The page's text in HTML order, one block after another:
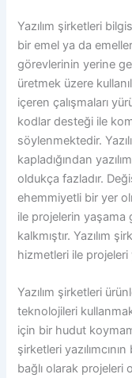
Yazılım şirketleri
bir emel ya da
görevlerinin yerine
üretmek üzere
içeren çalışmaları
kodlar desteği ile
söylenmektedir.
kapladığından
oldukça fazladır.
ehemmiyetli bir yer
ile projelerin yaşama
kalkmıştır. Yazılım
hizmetleri ile
Yazılım şirketleri
teknolojileri
için bir hudut
şirketleri
bağlı olarak projeleri